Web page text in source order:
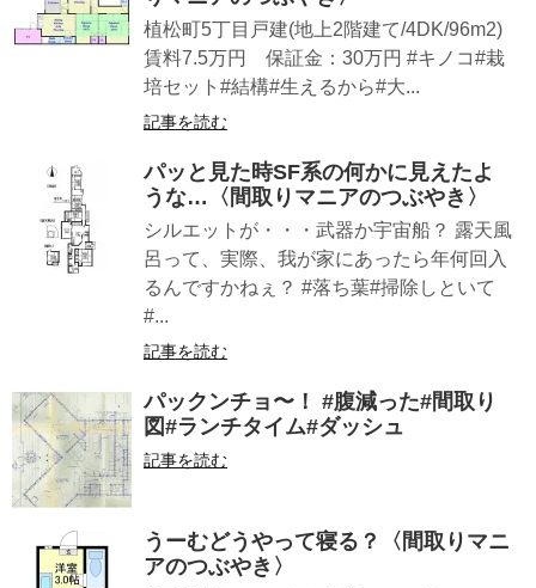
植松町5丁目戸建(地上2階建て/4DK/96m2)
賃料7.5万円 保証金：30万円 #キノコ#栽
培セット#結構#生えるから#大...
記事を読む
パッと見た時SF系の何かに見えたよ
うな…〈間取りマニアのつぶやき〉
シルエットが・・・武器か宇宙船？ 露天風
呂って、実際、我が家にあったら年何回入
るんですかねぇ？ #落ち葉#掃除しといて
#...
記事を読む
パックンチョ〜！ #腹減った#間取り
図#ランチタイム#ダッシュ
記事を読む
うーむどうやって寝る？〈間取りマニ
アのつぶやき〉